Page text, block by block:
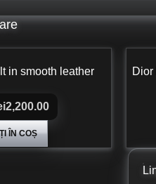
in smooth leather
2,200.00
ÎN COȘ